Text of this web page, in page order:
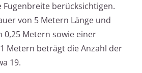
Fugenbreite berücksichtigen.
von 5 Metern Länge und
0,25 Metern sowie einer
Metern beträgt die Anzahl der
19.